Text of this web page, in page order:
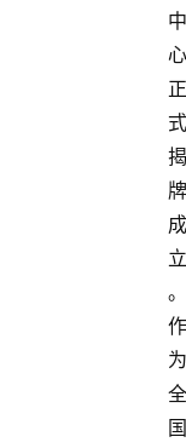
中
心
正
式
揭
牌
成
立
。
作
为
全
国